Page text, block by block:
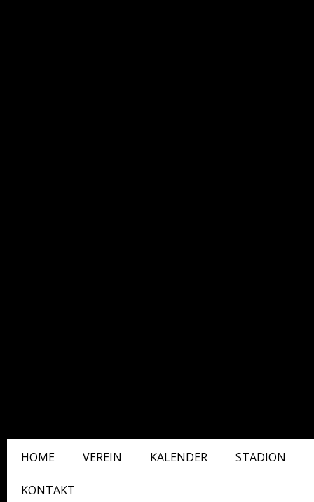
HOME VEREIN KALENDER STADION
KONTAKT